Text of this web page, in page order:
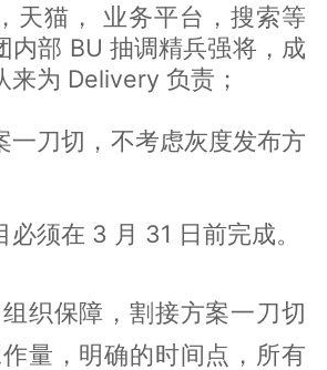
天猫， 业务平台，搜索等
内部 BU 抽调精兵强将，成
来为 Delivery 负责；
一刀切，不考虑灰度发布方
必须在 3 月 31 日前完成。
织保障，割接方案一刀切
量，明确的时间点，所有